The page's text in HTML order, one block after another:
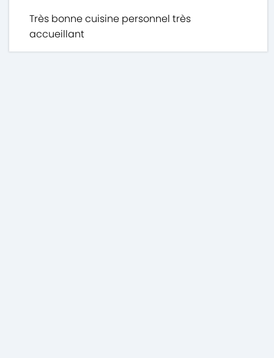
Très bonne cuisine personnel très
accueillant